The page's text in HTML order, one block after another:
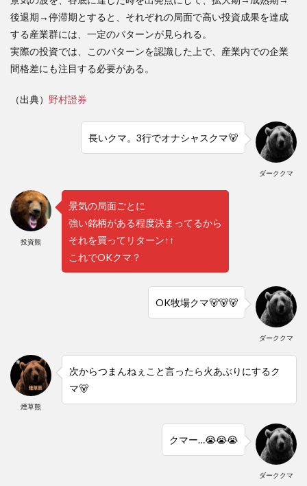
後退期→停滞期とすると、それぞれの局面で高い投資成果を達成
する産業群には、一定のパターンが見られる。
実際の投資では、このパターンを認識した上で、産業内での企業
間格差にも注目する必要がある。
（出典） 野村證券
ダーククマ
長いクマ。3行でオナシャスクマ🐻
投資熊
景気の局面ごとに
強い銘柄がある程度決まってるから
それを買ってリターン↑↑
これでOKクマ？
ダーククマ
OK牧場クマ🐻🐻🐻
煙草熊
次からつまんねぇこと言ったら火あぶりにするク
マ🐻
ダーククマ
クマー…😭😭😭